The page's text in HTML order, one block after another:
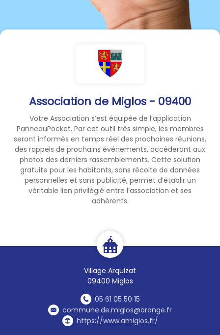
Association de Miglos - 09400
Votre Association s’est équipée de l’application
PanneauPocket. Par cet outil très simple, les membres
seront informés en temps réel des prochaines réunions,
des rappels de prochains événements, accèderont aux
photos des derniers rassemblements. Cette solution
gratuite pour les habitants, sans récolte de données
personnelles et sans publicité, permet d’établir un
véritable lien privilégié entre l’association et ses
adhérents.
Village Arquizat
09400 Miglos
05 61 05 50 15
commune.de.miglos@orange.fr
https://www.amiglos.fr/